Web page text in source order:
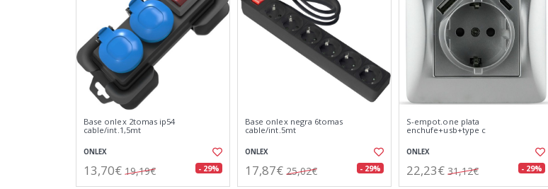
Base onlex 2tomas ip54
cable/int.1,5mt
ONLEX
13,70€ 19,19€ - 29%
Base onlex negra 6tomas
cable/int.5mt
ONLEX
17,87€ 25,02€ - 29%
S-empot.one plata
enchufe+usb+type c
ONLEX
22,23€ 31,12€ - 29%